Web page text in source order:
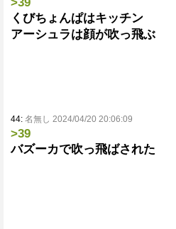
くびちょんぱはキッチン
アーシュラは顔が吹っ飛ぶ
44: 名無し 2024/04/20 20:06:09
>39
バズーカで吹っ飛ばされた